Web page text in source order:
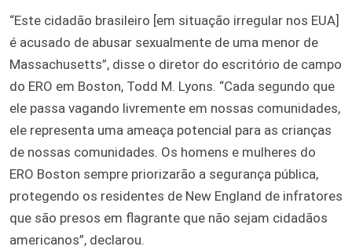
“Este cidadão brasileiro [em situação irregular nos EUA]
é acusado de abusar sexualmente de uma menor de
Massachusetts”, disse o diretor do escritório de campo
do ERO em Boston, Todd M. Lyons. “Cada segundo que
ele passa vagando livremente em nossas comunidades,
ele representa uma ameaça potencial para as crianças
de nossas comunidades. Os homens e mulheres do
ERO Boston sempre priorizarão a segurança pública,
protegendo os residentes de New England de infratores
que são presos em flagrante que não sejam cidadãos
americanos”, declarou.